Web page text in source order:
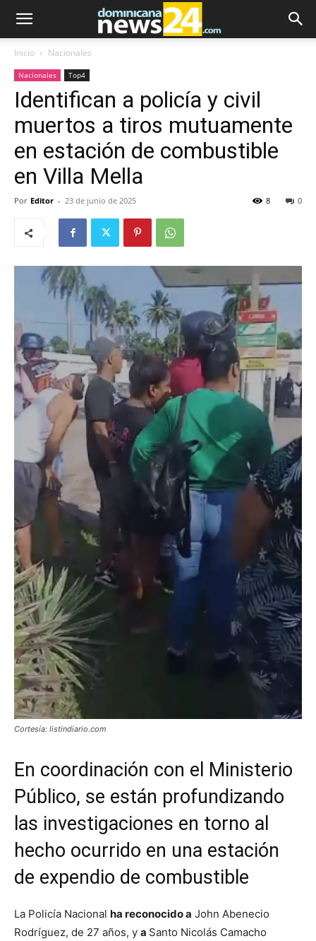
Inicio Nacionales
Nacionales Top4
Identifican a policía y civil
muertos a tiros mutuamente
en estación de combustible
en Villa Mella
Por Editor - 23 de junio de 2025 0
8
Cortesía: listindiario.com
En coordinación con el Ministerio
Público, se están profundizando
las investigaciones en torno al
hecho ocurrido en una estación
de expendio de combustible
La Policía Nacional ha reconocido a John Abenecio
Rodríguez, de 27 años, y a Santo Nicolás Camacho